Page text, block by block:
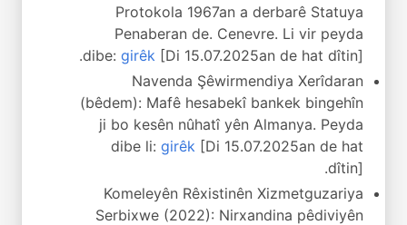
Protokola 1967an a derbarê Statuya
Penaberan de. Cenevre. Li vir peyda
dibe: girêk [Di 15.07.2025an de hat dîtin].
Navenda Şêwirmendiya Xerîdaran
(bêdem): Mafê hesabekî bankek bingehîn
ji bo kesên nûhatî yên Almanya. Peyda
dibe li: girêk [Di 15.07.2025an de hat
dîtin].
Komeleyên Rêxistinên Xizmetguzariya
Serbixwe (2022): Nirxandina pêdiviyên